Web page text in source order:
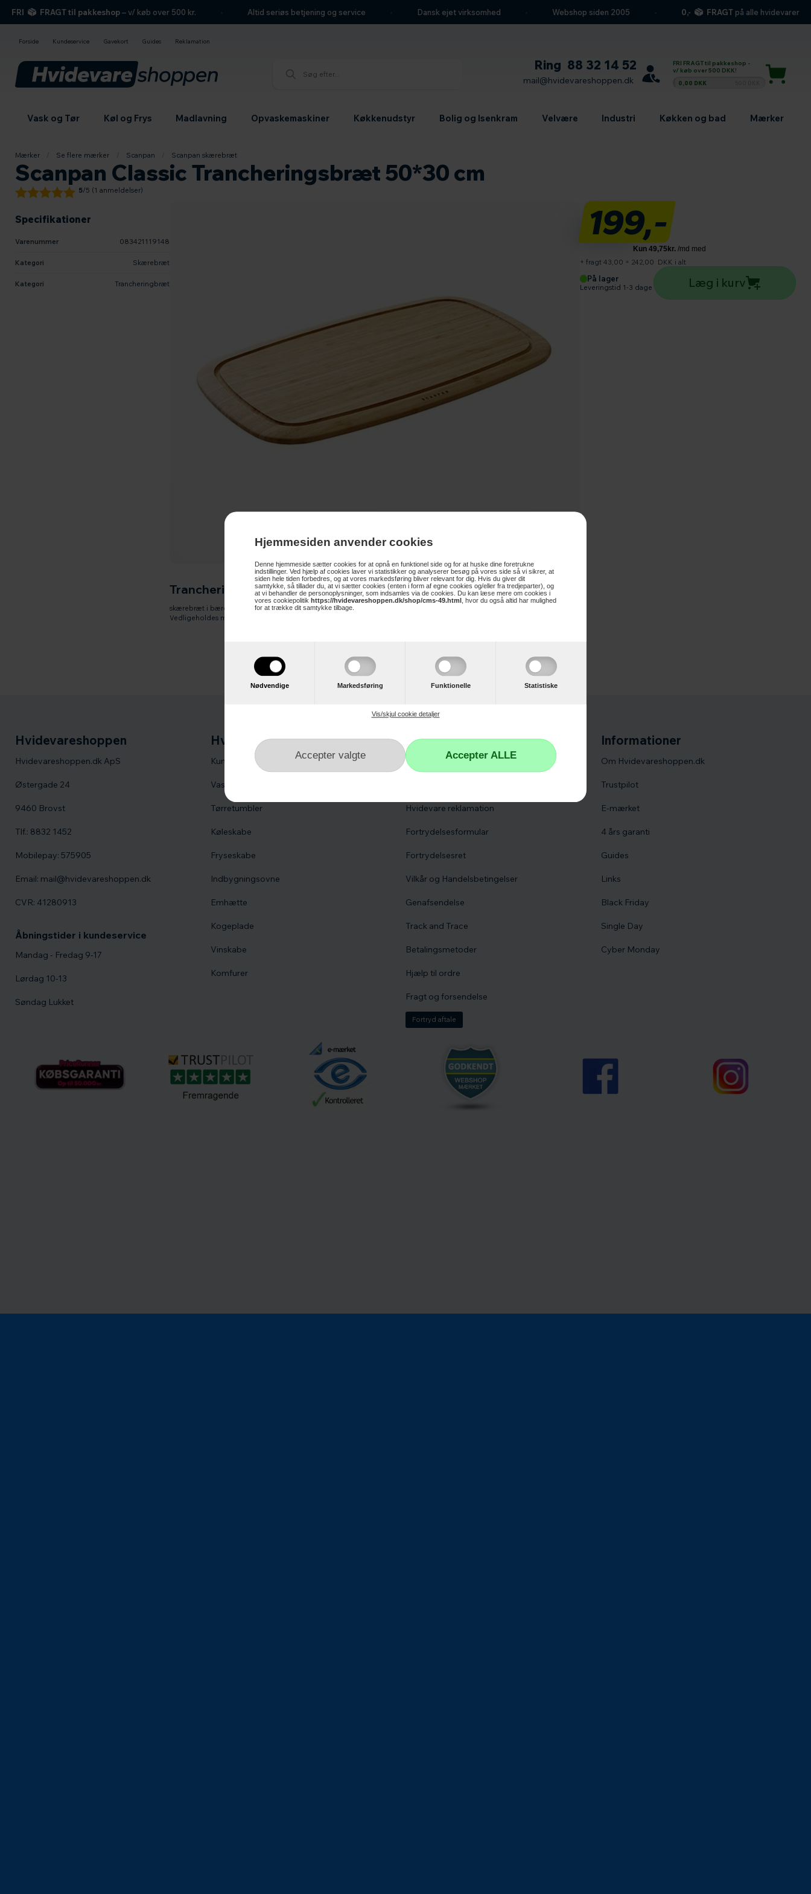
Hjemmesiden anvender cookies
Denne hjemmeside sætter cookies for at opnå en funktionel side og for at huske dine foretrukne
indstillinger. Ved hjælp af cookies laver vi statistikker og analyserer besøg på vores side så vi sikrer, at
siden hele tiden forbedres, og at vores markedsføring bliver relevant for dig. Hvis du giver dit
samtykke, så tillader du, at vi sætter cookies (enten i form af egne cookies og/eller fra tredjeparter), og
at vi behandler de personoplysninger, som indsamles via de cookies. Du kan læse mere om cookies i
vores cookiepolitik https://hvidevareshoppen.dk/shop/cms-49.html , hvor du også altid har mulighed
for at trække dit samtykke tilbage.
Nødvendige Markedsføring Funktionelle Statistiske
Vis/skjul cookie detaljer
FRI FRAGT til pakkeshop– v/ køb over 500 kr. Altid seriøs betjening og service Dansk ejet virksomhed Webshop siden 2005 FRAGTpå alle hvidevarer
Forside Kundeservice Gavekort Guides Reklamation
Ring 88 32 14 52
mail@hvidevareshoppen.dk
FRI FRAGT til pakkeshop -
v/ køb over 500 DKK!
0,00 DKK
Vask og Tør Køl og Frys Madlavning Opvaskemaskiner Køkkenudstyr Bolig og Isenkram Velvære Industri Køkken og bad Mærker
Mærker Se flere mærker Scanpan Scanpan skærebræt
Scanpan Classic Trancheringsbræt 50*30 cm
5/5 (1 anmeldelser)
Specifikationer
Varenummer 083421119148
Kategori Skærebræt
Kategori Trancheringbræt
Trancheringsbræt 50*30 cm Scanpan Classic
skærebræt i bæredygtig og miljøvenlig bambus måler 50*30 cm saftrille på den ene side kan anvendes på begge sider
Vedligeholdes med Scanpan træolie
199,-
+ fragt 43,00 = 242,00 DKK i alt
På lager
Leveringstid 1-3 dage
Antal produkter
Læg i kurv
Hvidevareshoppen
Hvidevareshoppen.dk ApS
Østergade 24
9460 Brovst
Tlf.: 8832 1452
Mobilepay: 575905
Email: mail@hvidevareshoppen.dk
CVR: 41280913
Åbningstider i kundeservice
Mandag - Fredag 9-17
Lørdag 10-13
Søndag Lukket
Hvidevarer
Kummefrysere
Vaskemaskine
Tørretumbler
Køleskabe
Fryseskabe
Indbygningsovne
Emhætte
Kogeplade
Vinskabe
Komfurer
Kundeservice
Kontakt os
Hvidevare reklamation
Fortrydelsesformular
Fortrydelsesret
Vilkår og Handelsbetingelser
Genafsendelse
Track and Trace
Betalingsmetoder
Hjælp til ordre
Fragt og forsendelse
Fortryd aftale
Informationer
Om Hvidevareshoppen.dk
Trustpilot
E-mærket
4 års garanti
Guides
Links
Black Friday
Single Day
Cyber Monday